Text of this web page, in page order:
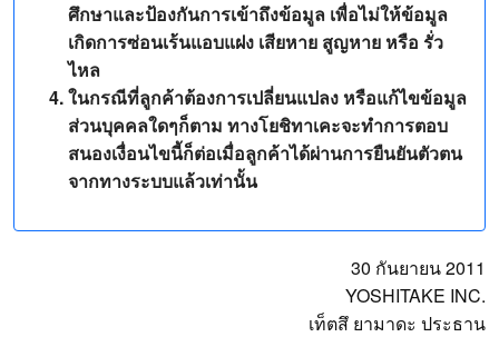
ศึกษาและป้องกันการเข้าถึงข้อมูล เพื่อไม่ให้ข้อมูล
เกิดการซ่อนเร้นแอบแฝง เสียหาย สูญหาย หรือ รั่ว
ไหล
ในกรณีที่ลูกค้าต้องการเปลี่ยนแปลง หรือแก้ไขข้อมูล
ส่วนบุคคลใดๆก็ตาม ทางโยชิทาเคะจะทำการตอบ
สนองเงื่อนไขนี้ก็ต่อเมื่อลูกค้าได้ผ่านการยืนยันตัวตน
จากทางระบบแล้วเท่านั้น
30 กันยายน 2011
YOSHITAKE INC.
เท็ตสึ ยามาดะ ประธาน